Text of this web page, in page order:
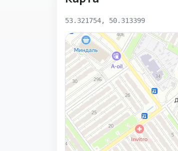
53.321754, 50.313399